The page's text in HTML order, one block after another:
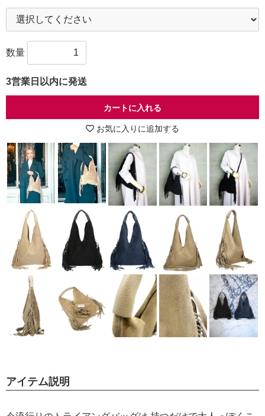
数量
3営業日以内に発送
カートに入れる
お気に入りに追加する
アイテム説明